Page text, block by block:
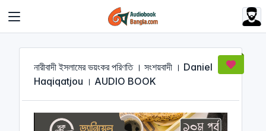
নারীবাদী ইসলামের ভয়ংকর পরিণতি । সংশয়বাদী । Daniel
Haqiqatjou । AUDIO BOOK